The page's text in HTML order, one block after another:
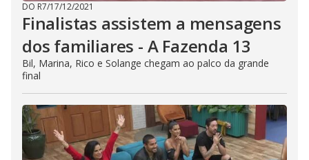
DO R7/17/12/2021
Finalistas assistem a mensagens
dos familiares - A Fazenda 13
Bil, Marina, Rico e Solange chegam ao palco da grande
final